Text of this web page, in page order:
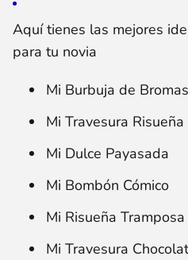
Aquí tienes las mejores
para tu novia
Mi Burbuja de Bromas
Mi Travesura Risueña
Mi Dulce Payasada
Mi Bombón Cómico
Mi Risueña Tramposa
Mi Travesura